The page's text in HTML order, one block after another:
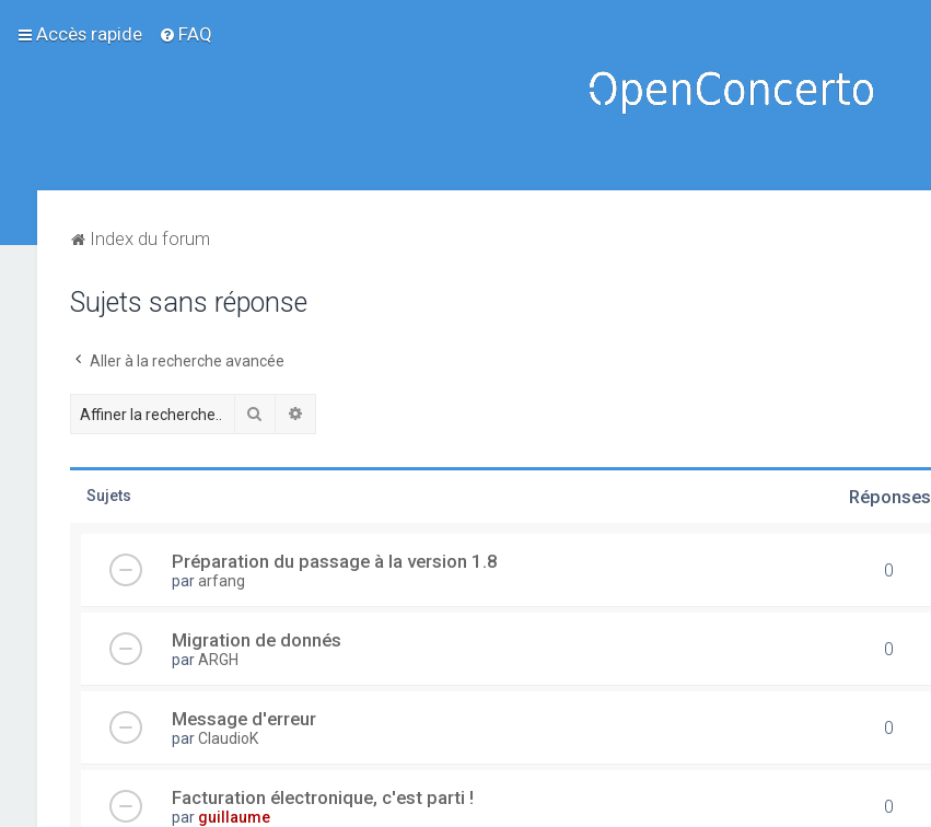
Accès rapide FAQ
Index du forum
Sujets sans réponse
Aller à la recherche avancée
Rechercher
Sujets Réponses
Préparation du passage à la version 1.8
pararfang 0
Migration de donnés
parARGH 0
Message d'erreur
parClaudioK 0
Facturation électronique, c'est parti !
par guillaume 0